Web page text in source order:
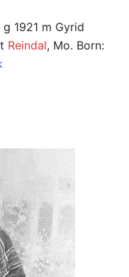
1921 m Gyrid
Reindal, Mo. Born: